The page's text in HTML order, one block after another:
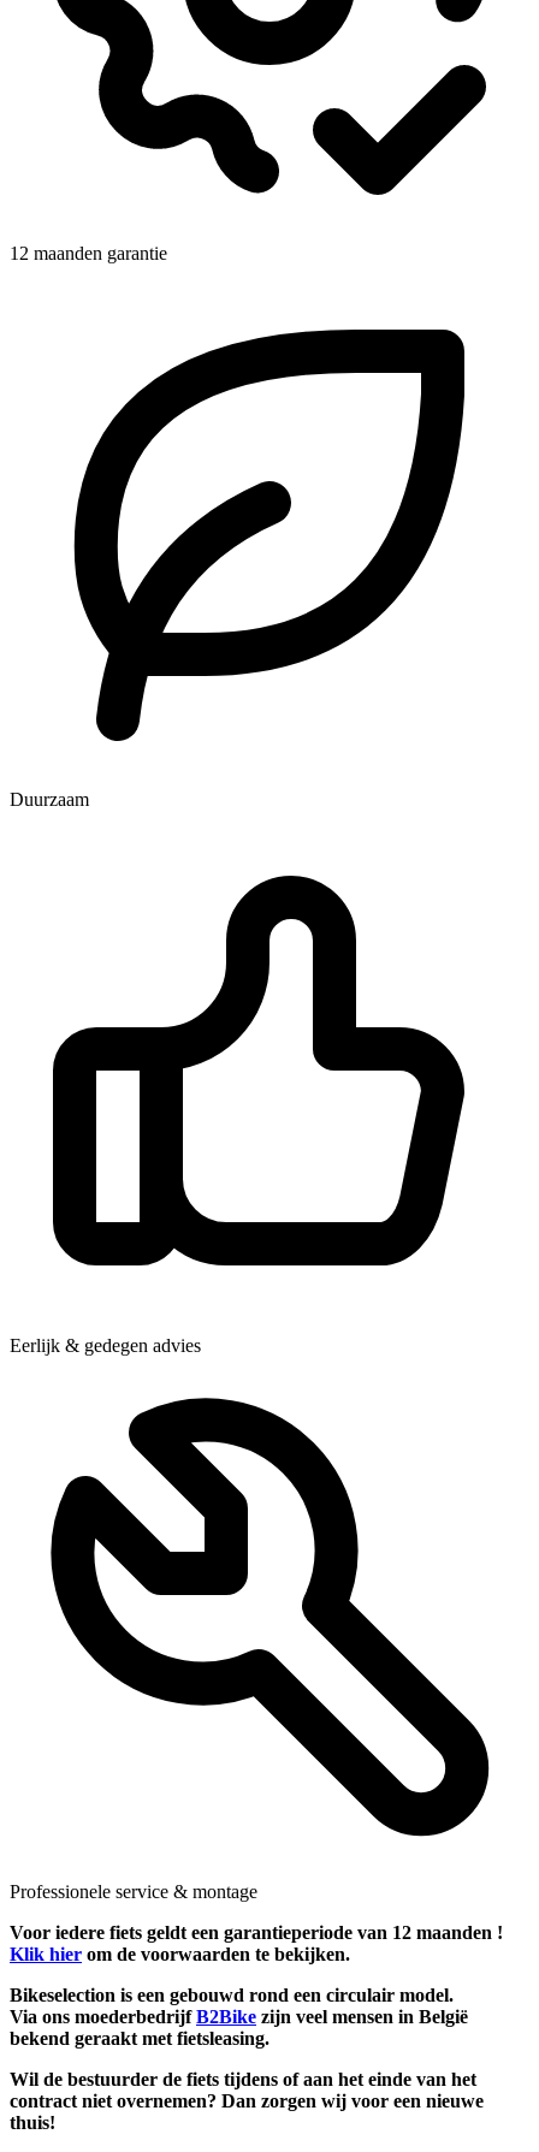
12 maanden garantie
Duurzaam
Eerlijk & gedegen advies
Professionele service & montage
Voor iedere fiets geldt een garantieperiode van 12 maanden !
Klik hier om de voorwaarden te bekijken.
Bikeselection is een gebouwd rond een circulair model.
Via ons moederbedrijfB2Bike zijn veel mensen in België
bekend geraakt met fietsleasing.
Wil de bestuurder de fiets tijdens of aan het einde van het
contract niet overnemen? Dan zorgen wij voor een nieuwe
thuis!